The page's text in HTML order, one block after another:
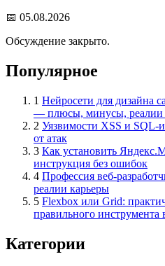
📅 05.08.2026
Обсуждение закрыто.
Популярное
1 Нейросети для дизайна
— плюсы, минусы, реалии
2 Уязвимости XSS и SQL-
от атак
3 Как установить
инструкция без ошибок
4 Профессия веб-
реалии карьеры
5 Flexbox или Grid:
правильного инструмента
Категории